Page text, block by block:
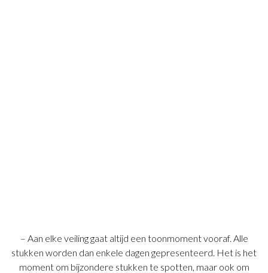
– Aan elke veiling gaat altijd een toonmoment vooraf. Alle
stukken worden dan enkele dagen gepresenteerd. Het is het
moment om bijzondere stukken te spotten, maar ook om